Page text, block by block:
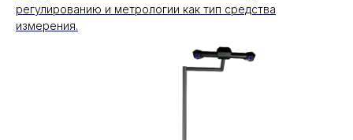
регулированию и метрологии как тип средства
измерения.